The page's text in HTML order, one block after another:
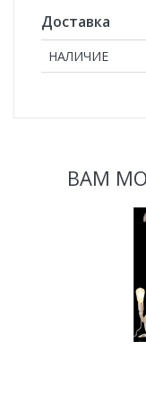
Доставка
НАЛИЧИЕ
ВАМ